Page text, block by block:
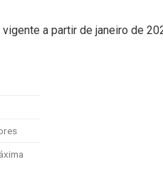
a partir de janeiro de